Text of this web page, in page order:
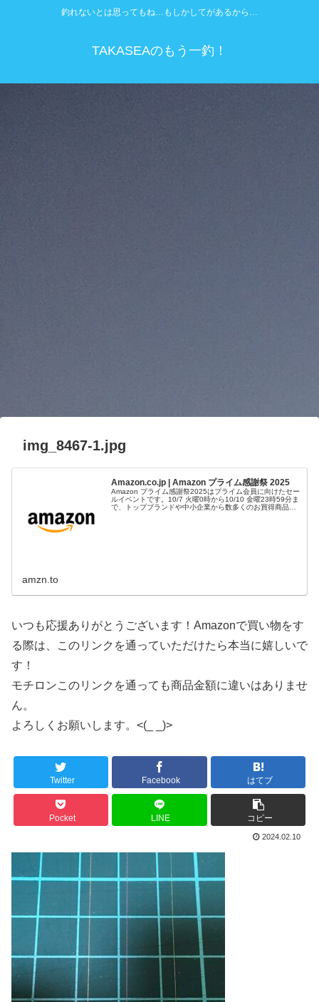
釣れないとは思ってもね…もしかしてがあるから…
TAKASEAのもう一釣！
img_8467-1.jpg
Amazon.co.jp | Amazon プライム感謝祭 2025
Amazon プライム感謝祭2025はプライム会員に向けたセー
ルイベントです。10/7 火曜0時から10/10 金曜23時59分ま
で、トップブランドや中小企業から数多くのお買得商品が
amzn.to
いつも応援ありがとうございます！Amazonで買い物をす
る際は、このリンクを通っていただけたら本当に嬉しいで
す！
モチロンこのリンクを通っても商品金額に違いはありませ
ん。
よろしくお願いします。<(_ _)>
Twitter Facebook はてブ
Pocket LINE コピー
2024.02.10